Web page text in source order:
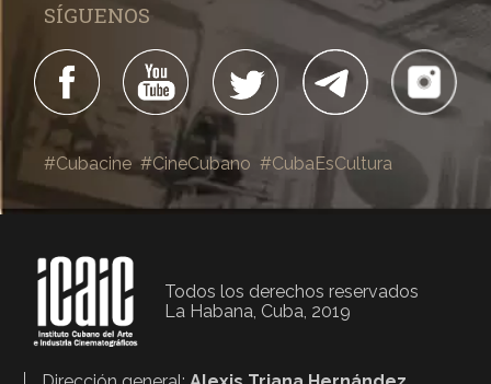
SÍGUENOS
#Cubacine #CineCubano #CubaEsCultura
Todos los derechos reservados
La Habana, Cuba, 2019